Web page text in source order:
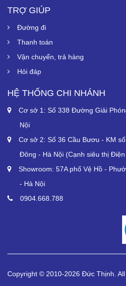
TRỢ GIÚP
Đường đi
Thanh toán
Vận chuyển, trả hàng
Hỏi đáp
HỆ THỐNG CHI NHÁNH
Cơ sở 1: Số 338 Đường Giải
Nội
Cơ sở 2: Số 36 Cầu Bươu - KM
Đông - Hà Nội (Cạnh siêu thị
Showroom: 57A phố Vệ Hồ -
- Hà Nội
0904.668.788
Copyright © 2010-2026 Đức Thịnh. All